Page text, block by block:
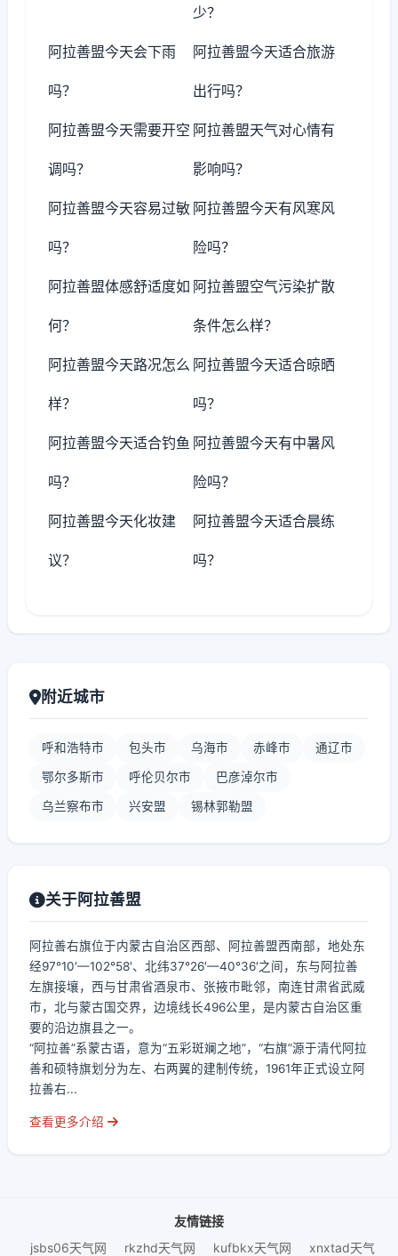
少？
阿拉善盟今天会下雨
吗？
阿拉善盟今天适合旅游
出行吗？
阿拉善盟今天需要开空
调吗？
阿拉善盟天气对心情有
影响吗？
阿拉善盟今天容易过敏
吗？
阿拉善盟今天有风寒风
险吗？
阿拉善盟体感舒适度如
何？
阿拉善盟空气污染扩散
条件怎么样？
阿拉善盟今天路况怎么
样？
阿拉善盟今天适合晾晒
吗？
阿拉善盟今天适合钓鱼
吗？
阿拉善盟今天有中暑风
险吗？
阿拉善盟今天化妆建
议？
阿拉善盟今天适合晨练
吗？
附近城市
呼和浩特市 包头市 乌海市 赤峰市 通辽市
鄂尔多斯市 呼伦贝尔市 巴彦淖尔市
乌兰察布市 兴安盟 锡林郭勒盟
关于阿拉善盟
阿拉善右旗位于内蒙古自治区西部、阿拉善盟西南部，地处东
经97°10′—102°58′、北纬37°26′—40°36′之间，东与阿拉善
左旗接壤，西与甘肃省酒泉市、张掖市毗邻，南连甘肃省武威
市，北与蒙古国交界，边境线长496公里，是内蒙古自治区重
要的沿边旗县之一。
“阿拉善”系蒙古语，意为“五彩斑斓之地”，“右旗”源于清代阿拉
善和硕特旗划分为左、右两翼的建制传统，1961年正式设立阿
拉善右...
查看更多介绍
友情链接
jsbs06天气网
rkzhd天气网 kufbkx天气网 xnxtad天气